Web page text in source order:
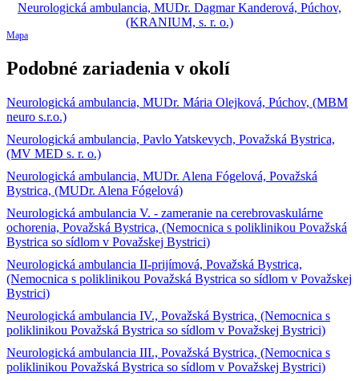
Mapa
Podobné zariadenia v okolí
Neurologická ambulancia, MUDr. Mária Olejková, Púchov, (MBM
neuro s.r.o.)
Neurologická ambulancia, Pavlo Yatskevych, Považská Bystrica,
(MV MED s. r. o.)
Neurologická ambulancia, MUDr. Alena Fógelová, Považská
Bystrica, (MUDr. Alena Fógelová)
Neurologická ambulancia V. - zameranie na cerebrovaskulárne
ochorenia, Považská Bystrica, (Nemocnica s poliklinikou Považská
Bystrica so sídlom v Považskej Bystrici)
Neurologická ambulancia II-prijímová, Považská Bystrica,
(Nemocnica s poliklinikou Považská Bystrica so sídlom v Považskej
Bystrici)
Neurologická ambulancia IV., Považská Bystrica, (Nemocnica s
poliklinikou Považská Bystrica so sídlom v Považskej Bystrici)
Neurologická ambulancia III., Považská Bystrica, (Nemocnica s
poliklinikou Považská Bystrica so sídlom v Považskej Bystrici)